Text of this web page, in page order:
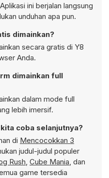
ini berjalan langsung
unduhan apa pun.
dimainkan?
secara gratis di Y8
Anda.
dimainkan full
dalam mode full
lebih imersif.
coba selanjutnya?
di Mencocokkan 3
judul-judul populer
Rush, Cube Mania, dan
game tersedia